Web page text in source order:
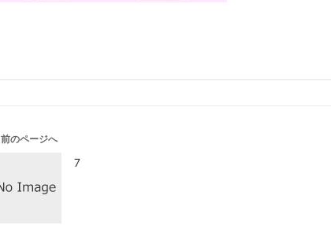
前のページへ
7